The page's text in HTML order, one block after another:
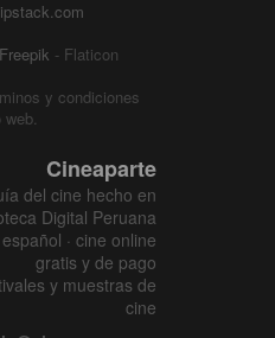
ipstack.com
Freepik - Flaticon
y condiciones
Cineaparte
del cine hecho en
Digital Peruana
· cine online
gratis y de pago
y muestras de
cine